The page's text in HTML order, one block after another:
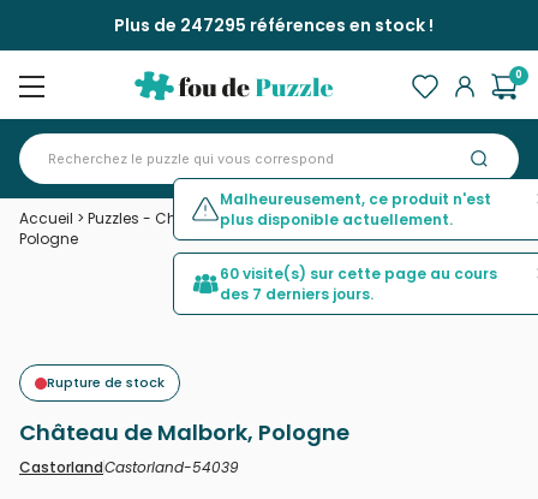
Plus de 247295 références en stock !
0
Accueil > Puzzles - Châteaux et Palaces>Château de Malbork,
Pologne
Rupture de stock
Château de Malbork, Pologne
CastorlandCastorland-54039
Malheureusement, ce produit n'est
plus disponible actuellement.
60 visite(s) sur cette page au cours
des 7 derniers jours.